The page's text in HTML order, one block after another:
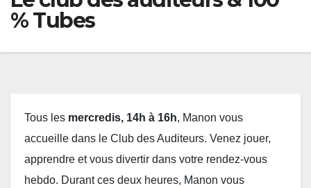
% Tubes
Tous les mercredis, 14h à 16h, Manon vous
accueille dans le Club des Auditeurs. Venez jouer,
apprendre et vous divertir dans votre rendez-vous
hebdo. Durant ces deux heures, Manon vous